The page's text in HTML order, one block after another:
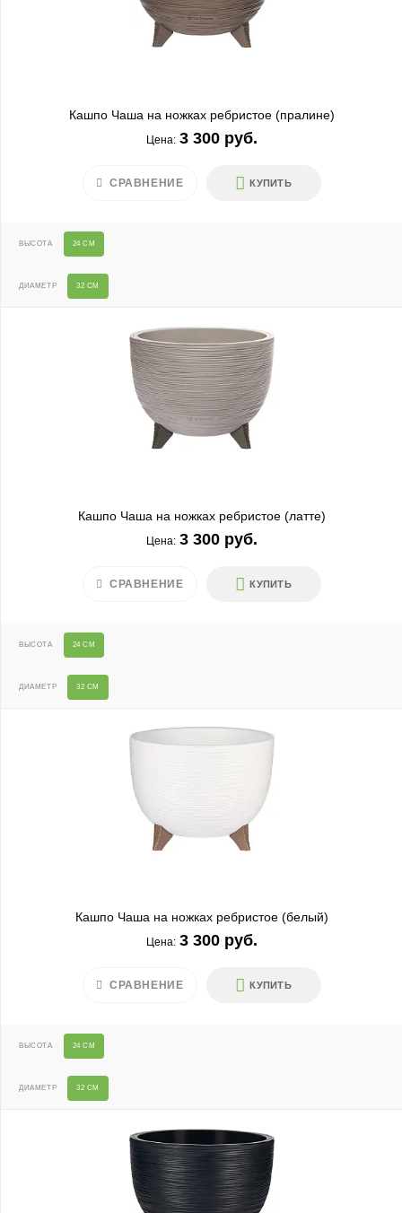
Кашпо Чаша на ножках ребристое (пралине)
Цена: 3 300 руб.
КУПИТЬ
СРАВНЕНИЕ
ВЫСОТА 24 СМ
ДИАМЕТР 32 СМ
Кашпо Чаша на ножках ребристое (латте)
Цена: 3 300 руб.
КУПИТЬ
СРАВНЕНИЕ
ВЫСОТА 24 СМ
ДИАМЕТР 32 СМ
Кашпо Чаша на ножках ребристое (белый)
Цена: 3 300 руб.
КУПИТЬ
СРАВНЕНИЕ
ВЫСОТА 24 СМ
ДИАМЕТР 32 СМ